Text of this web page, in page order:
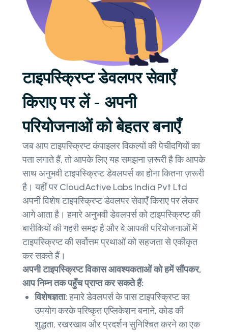
टाइपस्क्रिप्ट डेवलपर सेवाएँ
किराए पर लें - अपनी
परियोजनाओं को बेहतर बनाएँ
जब आप टाइपस्क्रिप्ट कंपाइलर विकल्पों की पेचीदगियों का
पता लगाते हैं, तो आपके लिए यह समझना ज़रूरी है कि आपके
साथ अनुभवी टाइपस्क्रिप्ट डेवलपर्स का होना कितना ज़रूरी
है। यहीं पर CloudActive Labs India Pvt Ltd
अपनी विशेष टाइपस्क्रिप्ट डेवलपर सेवाएँ किराए पर लेकर
आगे आता है। हमारे अनुभवी डेवलपर्स को टाइपस्क्रिप्ट की
बारीकियों की गहरी समझ है और वे आपकी परियोजनाओं में
टाइपस्क्रिप्ट की सर्वोत्तम प्रथाओं को सहजता से एकीकृत
कर सकते हैं।
अपनी टाइपस्क्रिप्ट विकास आवश्यकताओं को हमें सौंपकर,
आप निम्न तक पहुँच प्राप्त कर सकते हैं:
विशेषज्ञता:हमारे डेवलपर्स के पास टाइपस्क्रिप्ट का
उपयोग करके परिष्कृत एप्लिकेशन बनाने, कोड की
शुद्धता, रखरखाव और प्रदर्शन सुनिश्चित करने का एक